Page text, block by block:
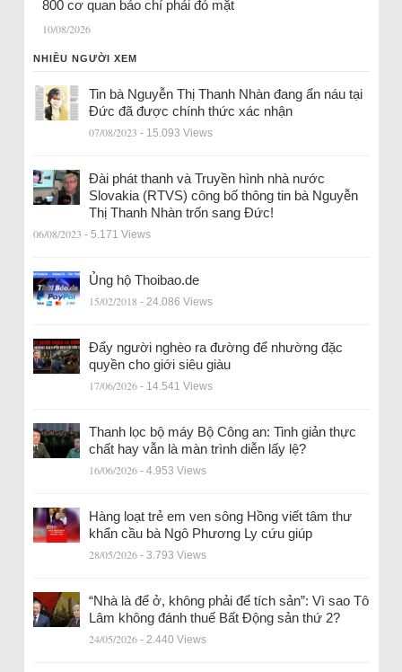
800 cơ quan báo chí phải đỏ mặt
10/08/2026
NHIỀU NGƯỜI XEM
Tin bà Nguyễn Thị Thanh Nhàn đang ẩn náu tại
Đức đã được chính thức xác nhận
07/08/2023 - 15.093 Views
Đài phát thanh và Truyền hình nhà nước
Slovakia (RTVS) công bố thông tin bà Nguyễn
Thị Thanh Nhàn trốn sang Đức!
06/08/2023 - 5.171 Views
Ủng hộ Thoibao.de
15/02/2018 - 24.086 Views
Đẩy người nghèo ra đường để nhường đặc
quyền cho giới siêu giàu
17/06/2026 - 14.541 Views
Thanh lọc bộ máy Bộ Công an: Tinh giản thực
chất hay vẫn là màn trình diễn lấy lệ?
16/06/2026 - 4.953 Views
Hàng loạt trẻ em ven sông Hồng viết tâm thư
khẩn cầu bà Ngô Phương Ly cứu giúp
28/05/2026 - 3.793 Views
“Nhà là để ở, không phải để tích sản”: Vì sao Tô
Lâm không đánh thuế Bất Động sản thứ 2?
24/05/2026 - 2.440 Views